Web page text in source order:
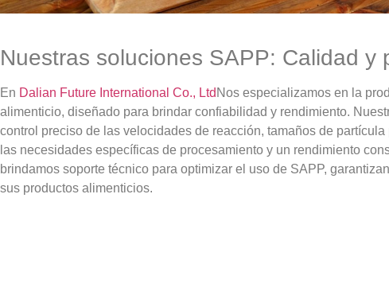
Nuestras soluciones SAPP: Calidad y
En Dalian Future International Co., Ltd Nos especializamos en la
alimenticio, diseñado para brindar confiabilidad y rendimiento.
control preciso de las velocidades de reacción, tamaños de
las necesidades específicas de procesamiento y un rendimiento
brindamos soporte técnico para optimizar el uso de SAPP,
sus productos alimenticios.